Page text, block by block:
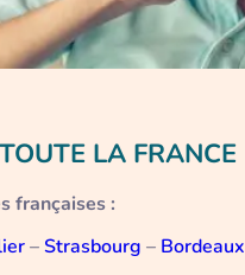
LA FRANCE
françaises :
–Strasbourg – Bordeaux